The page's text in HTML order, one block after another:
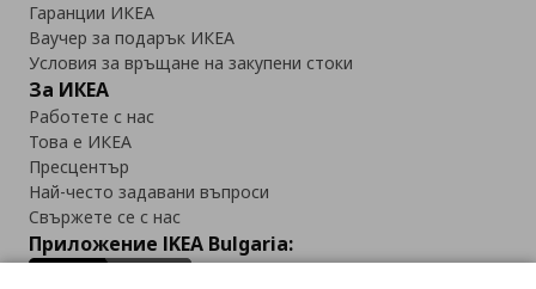
Гаранции ИКЕА
Ваучер за подарък ИКЕА
Условия за връщане на закупени стоки
За ИКЕА
Работете с нас
Това е ИКЕА
Пресцентър
Най-често задавани въпроси
Свържете се с нас
Приложение IKEA Bulgaria: